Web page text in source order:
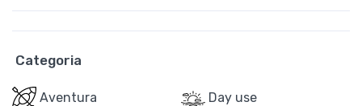
Categoria
Aventura Day use